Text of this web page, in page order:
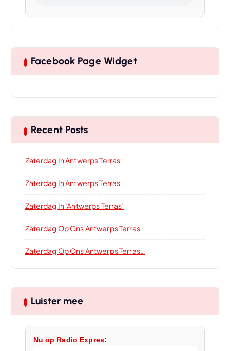
Facebook Page Widget
Recent Posts
Zaterdag In Antwerps Terras
Zaterdag In Antwerps Terras
Zaterdag In ‘Antwerps Terras’
Zaterdag Op Ons Antwerps Terras
Zaterdag Op Ons Antwerps Terras…
Luister mee
Nu op Radio Expres: